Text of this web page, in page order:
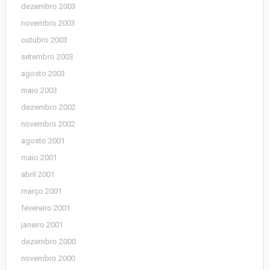
dezembro 2003
novembro 2003
outubro 2003
setembro 2003
agosto 2003
maio 2003
dezembro 2002
novembro 2002
agosto 2001
maio 2001
abril 2001
março 2001
fevereiro 2001
janeiro 2001
dezembro 2000
novembro 2000